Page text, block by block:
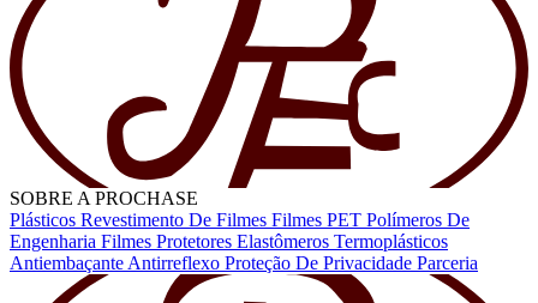
SOBRE A PROCHASE
Plásticos Revestimento De Filmes Filmes PET Polímeros De
Engenharia Filmes Protetores Elastômeros Termoplásticos
Antiembaçante Antirreflexo Proteção De Privacidade Parceria